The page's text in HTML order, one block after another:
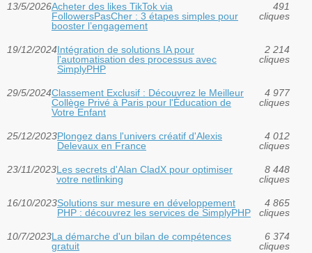
13/5/2026Acheter des likes TikTok via
FollowersPasCher : 3 étapes simples pour
booster l’engagement
491
cliques
19/12/2024Intégration de solutions IA pour
l'automatisation des processus avec
SimplyPHP
2 214
cliques
29/5/2024Classement Exclusif : Découvrez le Meilleur
Collège Privé à Paris pour l'Éducation de
Votre Enfant
4 977
cliques
25/12/2023Plongez dans l'univers créatif d'Alexis
Delevaux en France
4 012
cliques
23/11/2023Les secrets d'Alan CladX pour optimiser
votre netlinking
8 448
cliques
16/10/2023Solutions sur mesure en développement
PHP : découvrez les services de SimplyPHP
4 865
cliques
10/7/2023La démarche d'un bilan de compétences
gratuit
6 374
cliques